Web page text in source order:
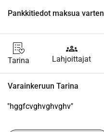
Pankkitiedot maksua varten
Tarina
groups
Lahjoittajat
Varainkeruun Tarina
"hggfcvghvghvghv"